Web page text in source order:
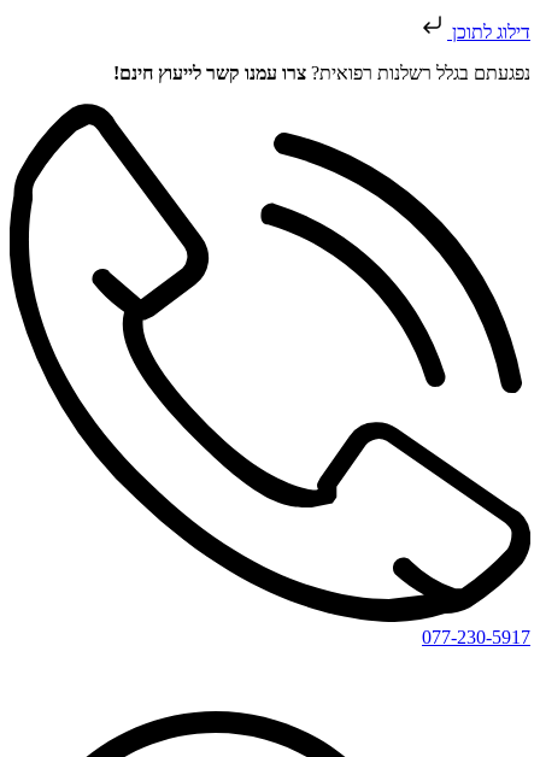
דילוג לתוכן
נפגעתם בגלל רשלנות רפואית? צרו עמנו קשר לייעוץ חינם!
077-230-5917